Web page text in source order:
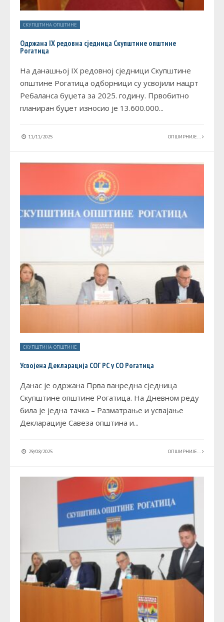
СКУПШТИНА ОПШТИНЕ
Oдржана IX редовна сједница Скупштине општине
Рогатица
На данашњој IX редовној сједници Скупштине
општине Рогатица одборници су усвојили нацрт
Ребаланса буџета за 2025. годину. Првобитно
планиран буџет износио је 13.600.000...
11/11/2025 ОПШИРНИЈЕ...
СКУПШТИНА ОПШТИНЕ
Усвојена Декларација СОГ РС у СО Рогатица
Данас је одржана Прва ванредна сједница
Скупштине општине Рогатица. На Дневном реду
била је једна тачка – Разматрање и усвајање
Декларације Савеза општина и...
29/08/2025 ОПШИРНИЈЕ...